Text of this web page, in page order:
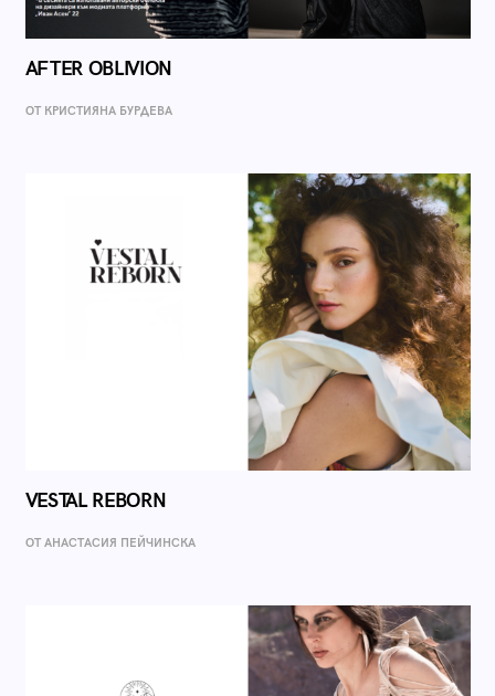
AFTER OBLIVION
ОТ КРИСТИЯНА БУРДЕВА
VESTAL REBORN
ОТ AНАСТАСИЯ ПЕЙЧИНСКА